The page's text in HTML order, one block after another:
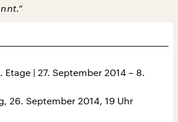
Etage | 27. September 2014 – 8.
26. September 2014, 19 Uhr